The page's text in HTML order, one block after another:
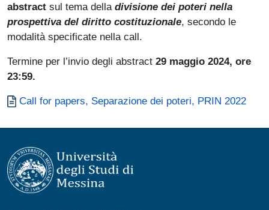
abstract sul tema della divisione dei poteri nella
prospettiva del diritto costituzionale, secondo le
modalità specificate nella call.
Termine per l’invio degli abstract 29 maggio 2024, ore
23:59.
Documento
Call for papers, Separazione dei poteri, PRIN 2022